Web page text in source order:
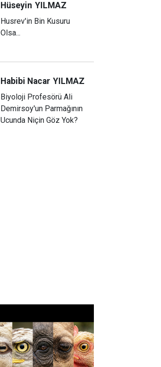
Hüseyin YILMAZ
Husrev'in Bin Kusuru
Olsa...
Habibi Nacar YILMAZ
Biyoloji Profesörü Ali
Demirsoy'un Parmağının
Ucunda Niçin Göz Yok?